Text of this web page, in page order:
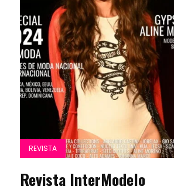
REVISTA
Revista InterModelo